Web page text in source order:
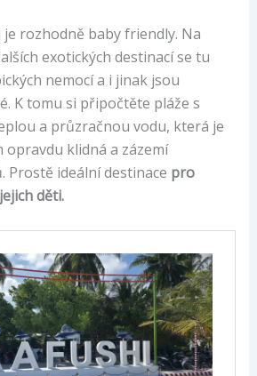
rozhodně baby friendly. Na
exotických destinací se tu
nemocí a i jinak jsou
K tomu si připočtěte pláže s
a průzračnou vodu, která je
opravdu klidná a zázemí
Prostě ideální destinace pro
děti.